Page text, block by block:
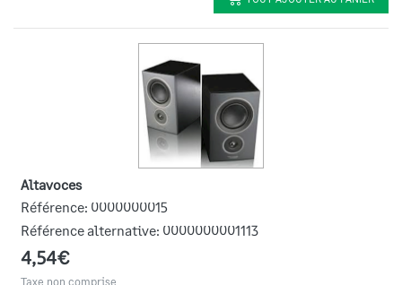
Altavoces
Référence: 0000000015
Référence alternative: 0000000001113
4,54€
Taxe non comprise